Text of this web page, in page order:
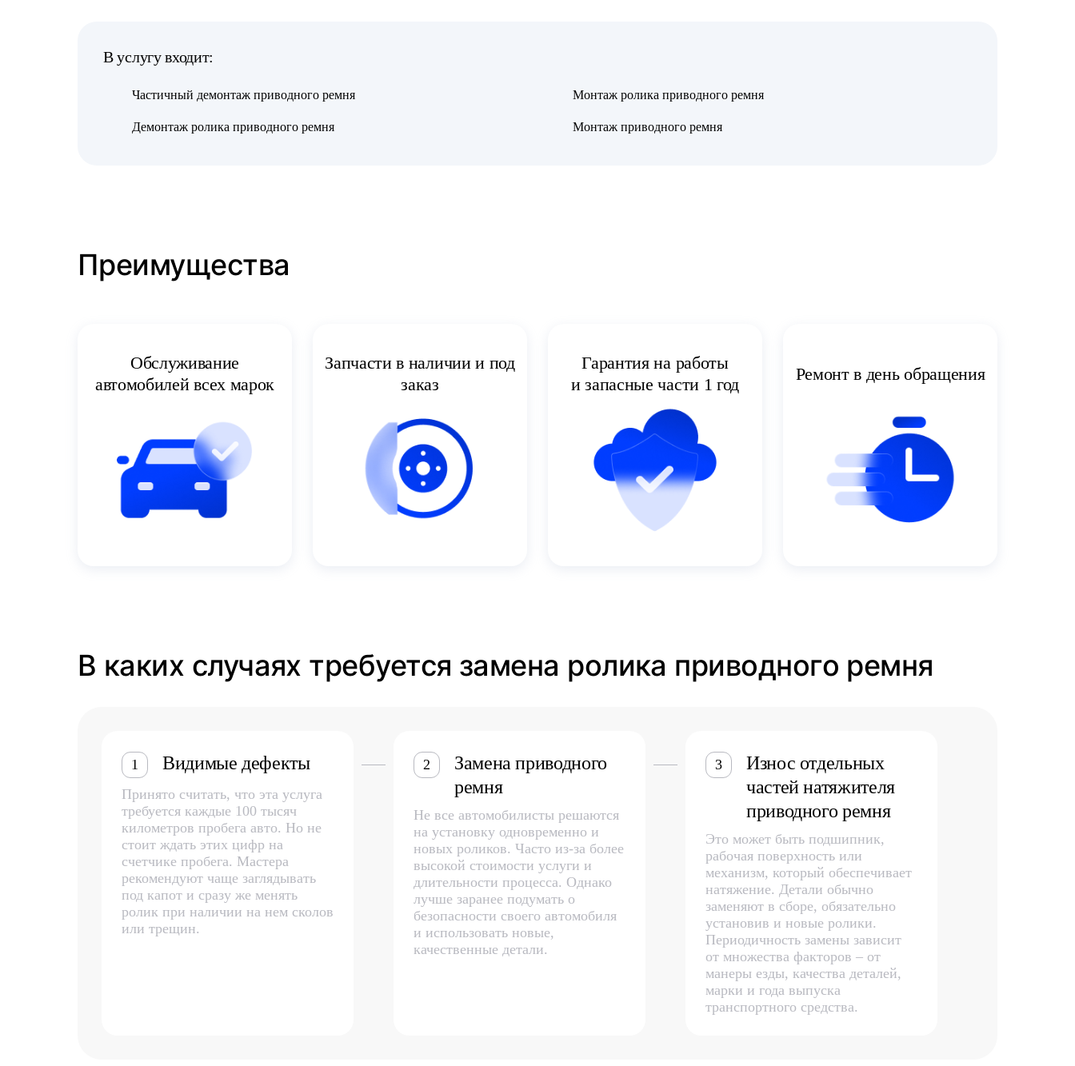
В услугу входит:
Частичный демонтаж приводного ремня
Демонтаж ролика приводного ремня
Монтаж ролика приводного ремня
Монтаж приводного ремня
Преимущества
Обслуживание
автомобилей всех марок
Запчасти в наличии и под
заказ
Гарантия на работы
и запасные части 1 год
Ремонт в день обращения
В каких случаях требуется замена ролика приводного ремня
1 Видимые дефекты
Принято считать, что эта услуга
требуется каждые 100 тысяч
километров пробега авто. Но не
стоит ждать этих цифр на
счетчике пробега. Мастера
рекомендуют чаще заглядывать
под капот и сразу же менять
ролик при наличии на нем сколов
или трещин.
2
Замена приводного
ремня
Не все автомобилисты решаются
на установку одновременно и
новых роликов. Часто из-за более
высокой стоимости услуги и
длительности процесса. Однако
лучше заранее подумать о
безопасности своего автомобиля
и использовать новые,
качественные детали.
3
Износ отдельных
частей натяжителя
приводного ремня
Это может быть подшипник,
рабочая поверхность или
механизм, который обеспечивает
натяжение. Детали обычно
заменяют в сборе, обязательно
установив и новые ролики.
Периодичность замены зависит
от множества факторов – от
манеры езды, качества деталей,
марки и года выпуска
транспортного средства.